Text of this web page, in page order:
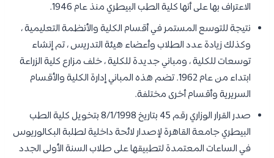
الاعتراف بها على أنها كلية الطب البيطري منذ عام 1946.
نتيجة للتوسع المستمر في أقسام الكلية والأنظمة التعليمية ،
وكذلك زيادة عدد الطلاب وأعضاء هيئة التدريس ، تم إنشاء
توسعات للكلية ، ومباني جديدة للكلية ، خلف مزارع كلية الزراعة
ابتداء من عام 1962. تضم هذه المباني إدارة الكلية والأقسام
السريرية وأقسام أخرى مختلفة.
صدر القرار الوزاري رقم 45 بتاريخ 8/1/1998 بتخويل كلية الطب
البيطري جامعة القاهرة لإصدار لائحة داخلية لطلبة البكالوريوس
في الساعات المعتمدة لتطبيقها على طلاب السنة الأولى الجدد